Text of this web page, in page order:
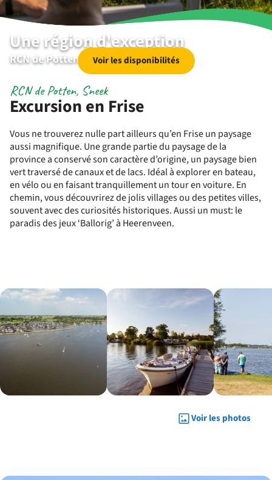
Une région d'exception
RCN de Potten | Sneek | Friesland
Voir les disponibilités
Excursion en Frise
RCN de Potten, Sneek
Vous ne trouverez nulle part ailleurs qu’en Frise un paysage
aussi magnifique. Une grande partie du paysage de la
province a conservé son caractère d’origine, un paysage bien
vert traversé de canaux et de lacs. Idéal à explorer en bateau,
en vélo ou en faisant tranquillement un tour en voiture. En
chemin, vous découvrirez de jolis villages ou des petites villes,
souvent avec des curiosités historiques. Aussi un must: le
paradis des jeux ‘Ballorig’ à Heerenveen.
Voir les photos